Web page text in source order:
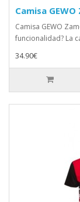
Camisa
Camisa GEWO
funcionalidad? La
34.90€